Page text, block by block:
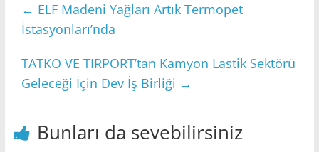
← ELF Madeni Yağları Artık Termopet
İstasyonları’nda
TATKO VE TIRPORT’tan Kamyon Lastik Sektörü
Geleceği İçin Dev İş Birliği →
Bunları da sevebilirsiniz